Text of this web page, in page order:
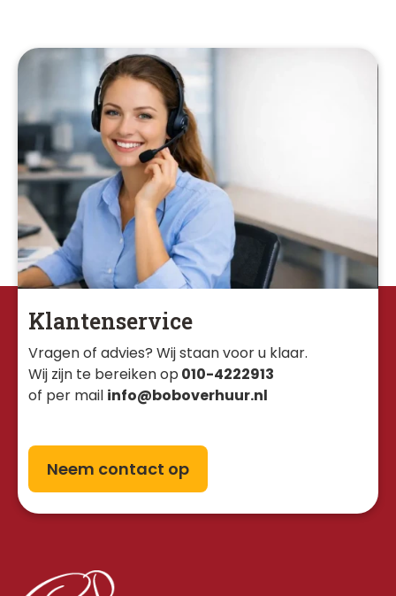
Klantenservice
Vragen of advies? Wij staan voor u klaar.
Wij zijn te bereiken op 010-4222913
of per mail info@boboverhuur.nl
Neem contact op